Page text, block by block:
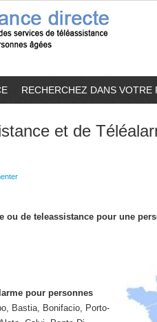
RECHERCHEZ DANS VOTRE
et de
ou de teleassistance pour une
pour personnes
Bastia, Bonifacio, Porto-